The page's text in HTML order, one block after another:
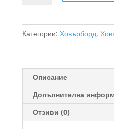
модел
Категории: Ховърборд,
Описание
Допълнителна
Отзиви (0)